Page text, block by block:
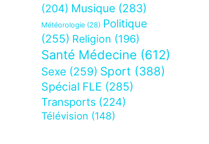
(204) Musique (283)
Météorologie (28) Politique
(255) Religion (196)
Santé Médecine (612)
Sexe (259) Sport (388)
Spécial FLE (285)
Transports (224)
Télévision (148)